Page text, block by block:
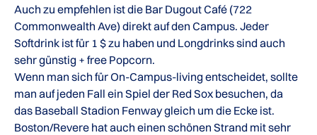
Auch zu empfehlen ist die Bar Dugout Café (722
Commonwealth Ave) direkt auf den Campus. Jeder
Softdrink ist für 1 $ zu haben und Longdrinks sind auch
sehr günstig + free Popcorn.
Wenn man sich für On-Campus-living entscheidet, sollte
man auf jeden Fall ein Spiel der Red Sox besuchen, da
das Baseball Stadion Fenway gleich um die Ecke ist.
Boston/Revere hat auch einen schönen Strand mit sehr